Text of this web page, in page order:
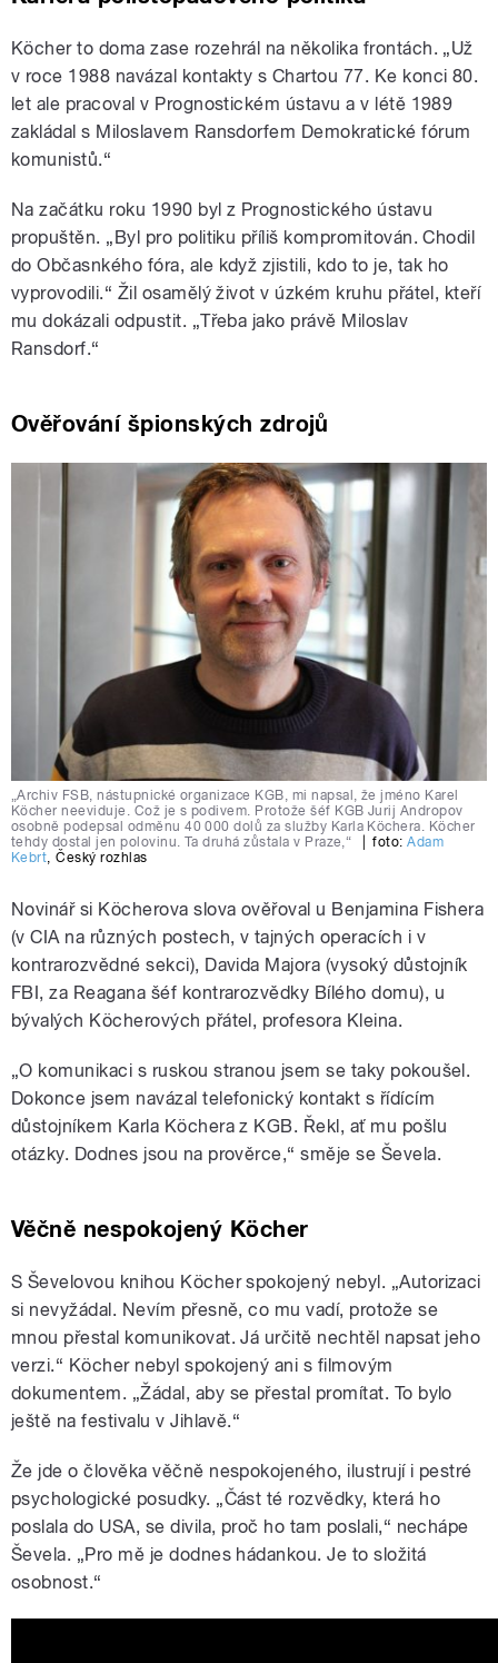
Köcher to doma zase rozehrál na několika frontách. „Už
v roce 1988 navázal kontakty s Chartou 77. Ke konci 80.
let ale pracoval v Prognostickém ústavu a v létě 1989
zakládal s Miloslavem Ransdorfem Demokratické fórum
komunistů.“
Na začátku roku 1990 byl z Prognostického ústavu
propuštěn. „Byl pro politiku příliš kompromitován. Chodil
do Občasnkého fóra, ale když zjistili, kdo to je, tak ho
vyprovodili.“ Žil osamělý život v úzkém kruhu přátel, kteří
mu dokázali odpustit. „Třeba jako právě Miloslav
Ransdorf.“
Ověřování špionských zdrojů
„Archiv FSB, nástupnické organizace KGB, mi napsal, že jméno Karel
Köcher neeviduje. Což je s podivem. Protože šéf KGB Jurij Andropov
osobně podepsal odměnu 40 000 dolů za služby Karla Köchera. Köcher
tehdy dostal jen polovinu. Ta druhá zůstala v Praze,“
foto:Adam
Kebrt ,Český rozhlas
Novinář si Köcherova slova ověřoval u Benjamina Fishera
(v CIA na různých postech, v tajných operacích i v
kontrarozvědné sekci), Davida Majora (vysoký důstojník
FBI, za Reagana šéf kontrarozvědky Bílého domu), u
bývalých Köcherových přátel, profesora Kleina.
„O komunikaci s ruskou stranou jsem se taky pokoušel.
Dokonce jsem navázal telefonický kontakt s řídícím
důstojníkem Karla Köchera z KGB. Řekl, ať mu pošlu
otázky. Dodnes jsou na prověrce,“ směje se Ševela.
Věčně nespokojený Köcher
S Ševelovou knihou Köcher spokojený nebyl. „Autorizaci
si nevyžádal. Nevím přesně, co mu vadí, protože se
mnou přestal komunikovat. Já určitě nechtěl napsat jeho
verzi.“ Köcher nebyl spokojený ani s filmovým
dokumentem. „Žádal, aby se přestal promítat. To bylo
ještě na festivalu v Jihlavě.“
Že jde o člověka věčně nespokojeného, ilustrují i pestré
psychologické posudky. „Část té rozvědky, která ho
poslala do USA, se divila, proč ho tam poslali,“ nechápe
Ševela. „Pro mě je dodnes hádankou. Je to složitá
osobnost.“